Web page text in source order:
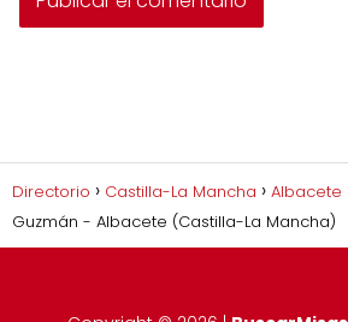
Directorio Castilla-La Mancha Albacete
Guzmán - Albacete (Castilla-La Mancha)